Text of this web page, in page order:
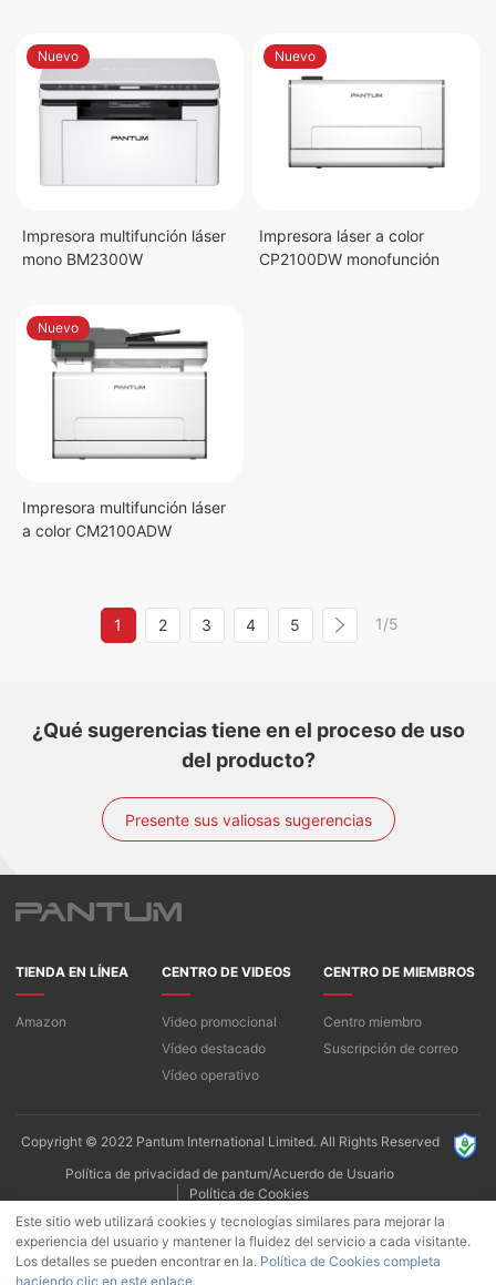
Nuevo
Impresora multifunción láser
mono BM2300W
Nuevo
Impresora láser a color
CP2100DW monofunción
Nuevo
Impresora multifunción láser
a color CM2100ADW
1 2 3 4 5 1/5
¿Qué sugerencias tiene en el proceso de uso
del producto?
Presente sus valiosas sugerencias
TIENDA EN LÍNEA
Amazon
CENTRO DE VIDEOS
Video promocional
Vídeo destacado
Vídeo operativo
CENTRO DE MIEMBROS
Centro miembro
Suscripción de correo
Copyright © 2022 Pantum International Limited. All Rights Reserved
Política de privacidad de pantum/Acuerdo de Usuario
Política de Cookies
Este sitio web utilizará cookies y tecnologías similares para mejorar la
experiencia del usuario y mantener la fluidez del servicio a cada visitante.
Los detalles se pueden encontrar en la. Política de Cookies completa
haciendo clic en este enlace.